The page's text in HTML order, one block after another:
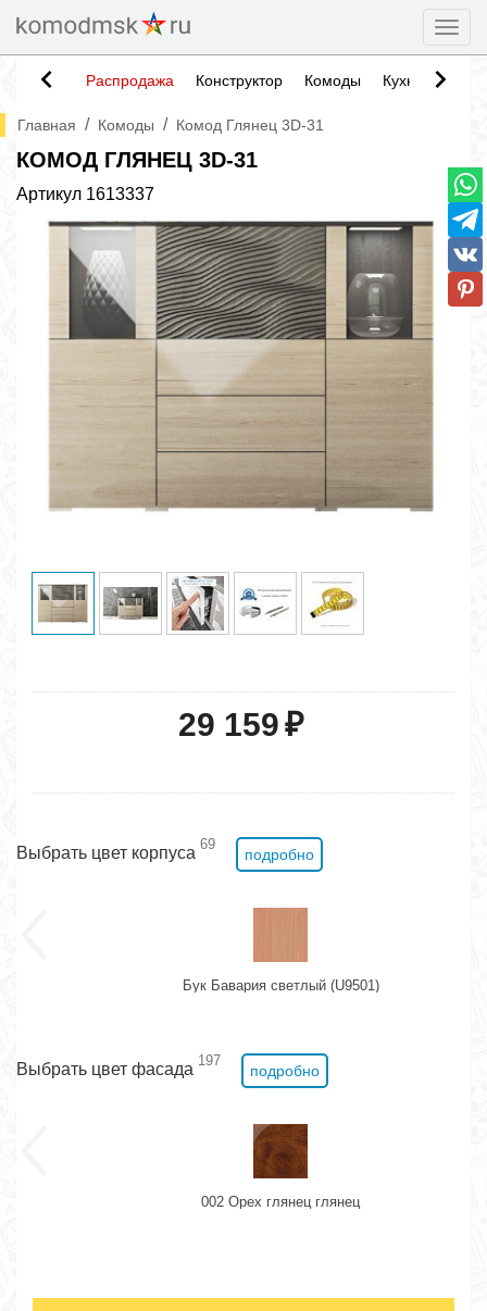
Распродажа Конструктор Комоды Кухни
Главная / Комоды / Комод Глянец 3D-31
КОМОД ГЛЯНЕЦ 3D-31
Артикул 1613337
29 159₽
Выбрать цвет корпуса 69
подробно
Бук Бавария светлый (U9501)
Выбрать цвет фасада 197
подробно
002 Орех глянец глянец